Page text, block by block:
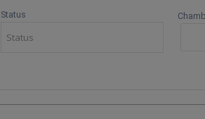
Status